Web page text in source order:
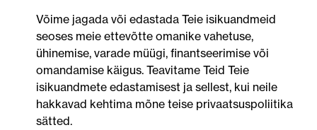
Võime jagada või edastada Teie isikuandmeid
seoses meie ettevõtte omanike vahetuse,
ühinemise, varade müügi, finantseerimise või
omandamise käigus. Teavitame Teid Teie
isikuandmete edastamisest ja sellest, kui neile
hakkavad kehtima mõne teise privaatsuspoliitika
sätted.